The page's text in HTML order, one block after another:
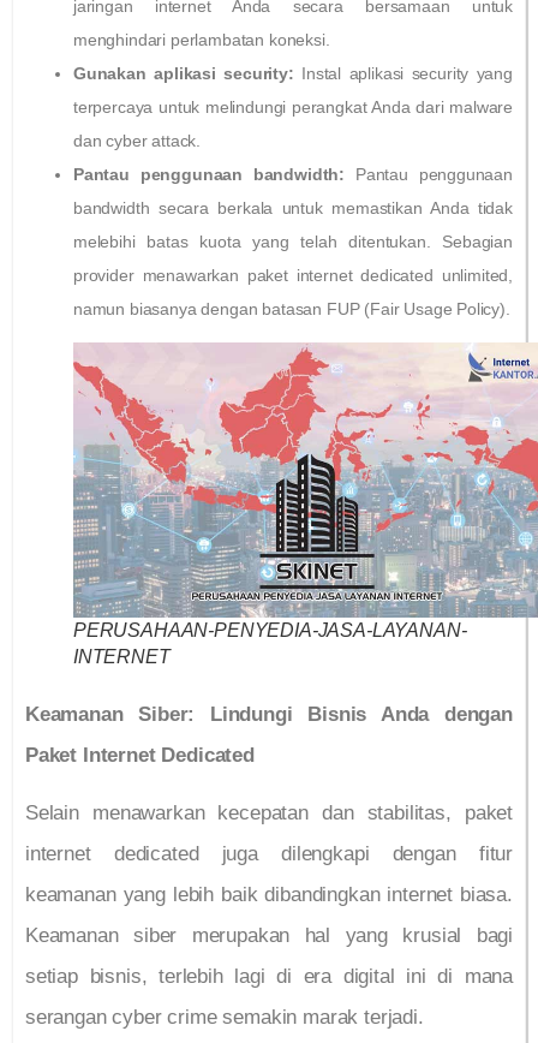
jaringan internet Anda secara bersamaan untuk
menghindari perlambatan koneksi.
Gunakan aplikasi security: Instal aplikasi security yang
terpercaya untuk melindungi perangkat Anda dari malware
dan cyber attack.
Pantau penggunaan bandwidth: Pantau penggunaan
bandwidth secara berkala untuk memastikan Anda tidak
melebihi batas kuota yang telah ditentukan. Sebagian
provider menawarkan paket internet dedicated unlimited,
namun biasanya dengan batasan FUP (Fair Usage Policy).
PERUSAHAAN-PENYEDIA-JASA-LAYANAN-
INTERNET
Keamanan Siber: Lindungi Bisnis Anda dengan
Paket Internet Dedicated
Selain menawarkan kecepatan dan stabilitas, paket
internet dedicated juga dilengkapi dengan fitur
keamanan yang lebih baik dibandingkan internet biasa.
Keamanan siber merupakan hal yang krusial bagi
setiap bisnis, terlebih lagi di era digital ini di mana
serangan cyber crime semakin marak terjadi.